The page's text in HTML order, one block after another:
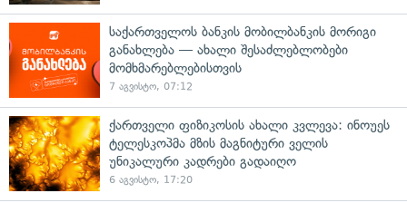
საქართველოს ბანკის მობილბანკის მორიგი
განახლება — ახალი შესაძლებლობები
მომხმარებლებისთვის
7 აგვისტო, 07:12
ქართველი ფიზიკოსის ახალი კვლევა: ინოუეს
ტელესკოპმა მზის მაგნიტური ველის
უნიკალური კადრები გადაიღო
6 აგვისტო, 17:20